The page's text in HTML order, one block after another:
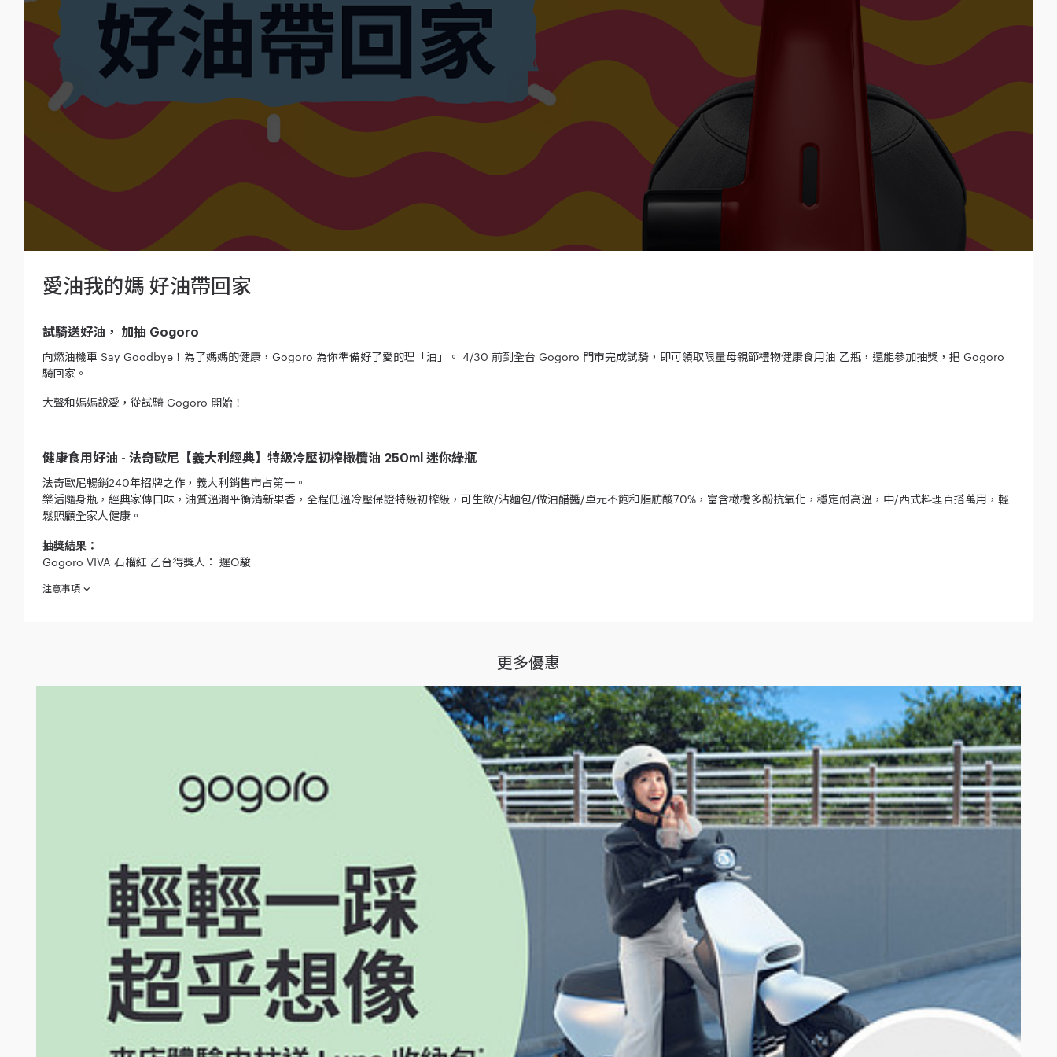
愛油我的媽 好油帶回家
試騎送好油， 加抽 Gogoro
向燃油機車 Say Goodbye！為了媽媽的健康，Gogoro 為你準備好了愛的理「油」。 4/30 前到全台 Gogoro 門市完成試騎，即可領取限量母親節禮物健康食用油 乙瓶，還能參加抽獎，把 Gogoro
騎回家。
大聲和媽媽說愛，從試騎 Gogoro 開始！
健康食用好油 - 法奇歐尼【義大利經典】特級冷壓初榨橄欖油 250ml 迷你綠瓶
法奇歐尼暢銷240年招牌之作，義大利銷售市占第一。
樂活隨身瓶，經典家傳口味，油質溫潤平衡清新果香，全程低溫冷壓保證特級初榨級，可生飲/沾麵包/做油醋醬/單元不飽和脂肪酸70%，富含橄欖多酚抗氧化，穩定耐高溫，中/西式料理百搭萬用，輕
鬆照顧全家人健康。
抽獎結果：
Gogoro VIVA 石榴紅 乙台得獎人： 遲O駿
注意事項
得獎名單公布：Gogoro 將以系統亂數抽選，並於 2020 年 5 月 10 日在本活動網頁公佈得獎者名單；惟為保障得獎者個人隱私，Gogoro 將不顯示得獎者完整之姓名。Gogoro 將以電話致電得獎者。如 Gogoro 無法成功聯繫到車
主（以主動聯絡 3 次為限），或車主未依 Gogoro聯繫時指定之期限前使用或領取贈品，均視同放棄受贈資格， Gogoro 除不提供任何補償外，亦不遞補受贈名額。
得獎者應於 Gogoro 首次以電話 （以 Gogoro 系統紀錄為準）聯繫後 7 個日曆天內，以電話聯繫方式提供必要之個人資料（包含：中文真實姓名、手機電話、E-MAIL、身分證正面影本及照片，以下簡稱「個人資料」）予
Gogoro，以供 Gogoro 確認得獎者身分、行銷活動及寄送獎品（以下簡稱「蒐集目的」）之用；Gogoro 不會將個人資料揭露予第三人或用於蒐集目的以外之其他用途。得獎者於提供個人資料時，應向 Gogoro 明確表達其允許
Gogoro 基於蒐集目的而使用其個人資料之意。得獎者個人資料提供不完整、逾期提供個人資料或提供個人資料時未明示前開同意時，均視同放棄得獎資格，Gogoro 不提供任何補償，亦不會遞補得獎名額。
參加人於參加本活動時所提供之相關資料（包括但不限於中文真實姓名、手機電話、E-mail 等，下稱「個人資料」），將供 Gogoro 確認得獎者身分、進行相關聯繫以及從事行銷活動（以下簡稱「蒐集目的」）之用；Gogoro 不
會將該個人資料揭露予第三人或用於蒐集目的以外之其他用途。參加人應保證所提供之個人資料均為真實，未有冒用或盜用之情事；如有虛偽不實，Gogoro 得取消其參加及/或得獎權益。
得獎者應親至 Gogoro 直營門市領取，Gogoro 不負責郵寄或以其他方式交付之。
贈品為隨機贈送，其款式、尺寸、顏色等均以實物為準，得獎者不得挑選，亦不得要求 Gogoro 將贈品折現、替換為其他物品，或將受贈資格移轉予他人；得獎者不得轉售贈品。惟 Gogoro 得變更贈送之品項及內容，得獎者同意
參加人不得直接或間接，親自或透過第三人，以任何不當方式，包括但不限於贈送或提供各種形式之禮品、折扣、現金及 / 或服務，招攬非特定之消費者，以累積取得贈品之數量。經 Gogoro 認定使用不當方式招攬者， Gogoro
將直接取消該參加人獲得贈品之資格。
依據中華民國財政部《各類所得扣繳率標準》規定，獎項價值應列入得獎者當年度個人所得，說明如下：(1) 得獎獎品金額在新台幣 20,001 元以上，得獎者必須扣繳 10% 稅款；得獎獎品金額介於新台幣 1,001 至新台幣 20,000 者
無須扣繳機會中獎稅款；(2) 依據中華民國稅法規定，中獎獎品金額在 NT$1,001 以上者，得獎者將在年終時收到 Gogoro 所寄發之所得扣繳憑單，並憑以申報年度綜合所得稅；(3) 得獎者若為非中華民國境內居住之個人，得依
20% 稅率扣繳計算稅款；(4) 其他未盡事宜悉依中華民國稅法相關規定辦理。
Gogoro 保留隨時增刪、調整、暫停或取消本活動內容及細節之權利，無須另行通知；Gogoro 對本活動擁有最終解釋權。
更多優惠